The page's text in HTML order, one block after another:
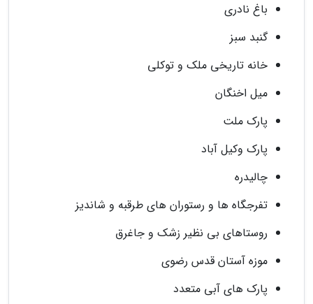
باغ نادری
گنبد سبز
خانه تاریخی ملک و توکلی
میل اخنگان
پارک ملت
پارک وکیل آباد
چالیدره
تفرجگاه ها و رستوران های طرقبه و شاندیز
روستاهای بی نظیر زشک و جاغرق
موزه آستان قدس رضوی
پارک های آبی متعدد